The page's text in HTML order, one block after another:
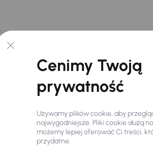
Cenimy Twoją
prywatność
Używamy plików cookie, aby
najwygodniejsze. Pliki cookie służą
możemy lepiej oferować Ci treści,
przydatne.